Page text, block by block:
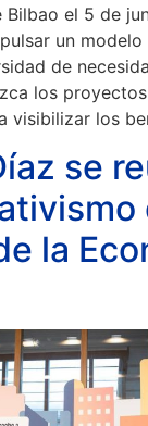
Bilbao el 5 de
un modelo
de
los
visibilizar los
se
la